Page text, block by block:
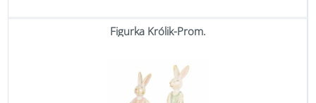
Figurka Królik-Prom.